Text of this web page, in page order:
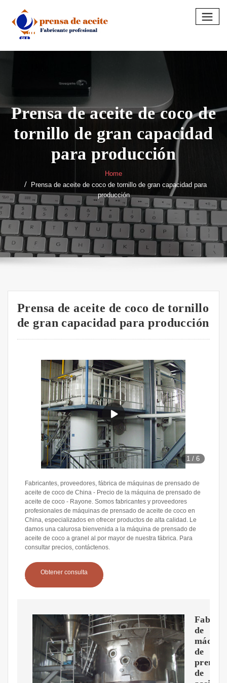
content
Prensa de aceite de coco de
tornillo de gran capacidad
para producción
Home
Prensa de aceite de coco de tornillo de gran capacidad para
producción
Prensa de aceite de coco de tornillo
de gran capacidad para producción
1 /6
Fabricantes, proveedores, fábrica de máquinas de prensado de
aceite de coco de China - Precio de la máquina de prensado de
aceite de coco - Rayone. Somos fabricantes y proveedores
profesionales de máquinas de prensado de aceite de coco en
China, especializados en ofrecer productos de alta calidad. Le
damos una calurosa bienvenida a la máquina de prensado de
aceite de coco a granel al por mayor de nuestra fábrica. Para
consultar precios, contáctenos.
Obtener consulta
de
de
prensa
de